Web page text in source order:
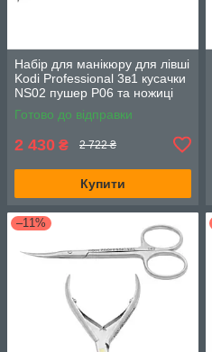
Набір для манікюру для лівші
Kodi Professional 3в1 кусачки
NS02 пушер P06 та ножиці
S04
Готово до відправки
2 430 ₴ 2 722 ₴
Купити
–11%